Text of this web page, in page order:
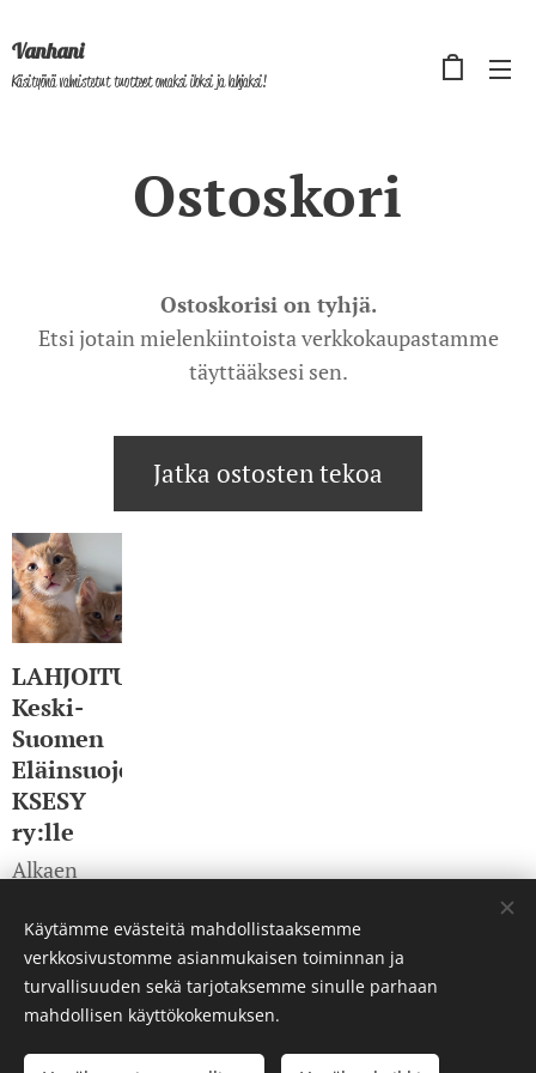
Vanhani
Käsityönä valmistetut tuotteet omaksi iloksi ja lahjaksi!
Ostoskori
Ostoskorisi on tyhjä.
Etsi jotain mielenkiintoista verkkokaupastamme
täyttääksesi sen.
Jatka ostosten tekoa
LAHJOITUS
Keski-
Suomen
Eläinsuojeluyhdistys
KSESY
ry:lle
Alkaen
Käytämme evästeitä mahdollistaaksemme
verkkosivustomme asianmukaisen toiminnan ja
turvallisuuden sekä tarjotaksemme sinulle parhaan
mahdollisen käyttökokemuksen.